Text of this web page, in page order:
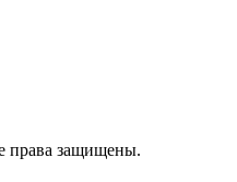
права защищены.